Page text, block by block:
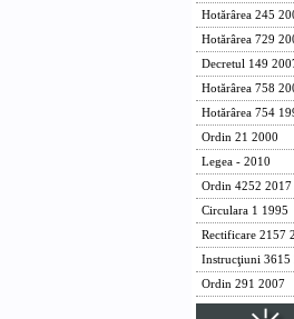
Hotărârea 245
Hotărârea 729
Decretul 149
Hotărârea 758
Hotărârea 754
Ordin 21 2000
Legea - 2010
Ordin 4252 2017
Circulara 1 1995
Rectificare 2157
Instrucţiuni 3615
Ordin 291 2007